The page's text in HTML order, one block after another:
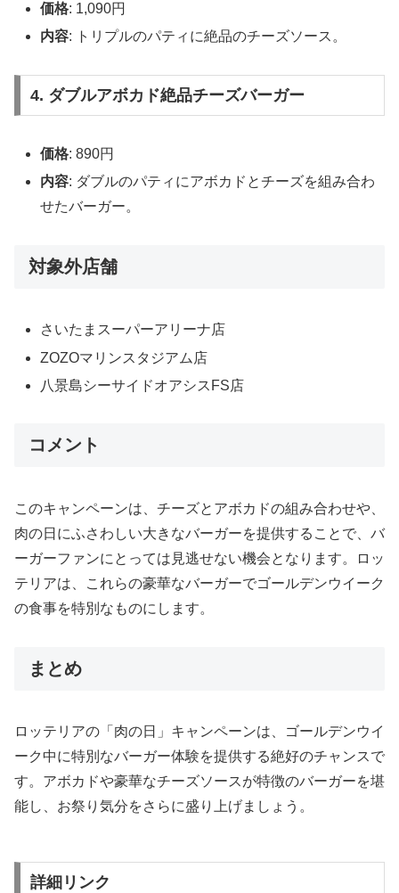
価格: 1,090円
内容: トリプルのパティに絶品のチーズソース。
4. ダブルアボカド絶品チーズバーガー
価格: 890円
内容: ダブルのパティにアボカドとチーズを組み合わ
せたバーガー。
対象外店舗
さいたまスーパーアリーナ店
ZOZOマリンスタジアム店
八景島シーサイドオアシスFS店
コメント
このキャンペーンは、チーズとアボカドの組み合わせや、
肉の日にふさわしい大きなバーガーを提供することで、バ
ーガーファンにとっては見逃せない機会となります。ロッ
テリアは、これらの豪華なバーガーでゴールデンウイーク
の食事を特別なものにします。
まとめ
ロッテリアの「肉の日」キャンペーンは、ゴールデンウイ
ーク中に特別なバーガー体験を提供する絶好のチャンスで
す。アボカドや豪華なチーズソースが特徴のバーガーを堪
能し、お祭り気分をさらに盛り上げましょう。
詳細リンク